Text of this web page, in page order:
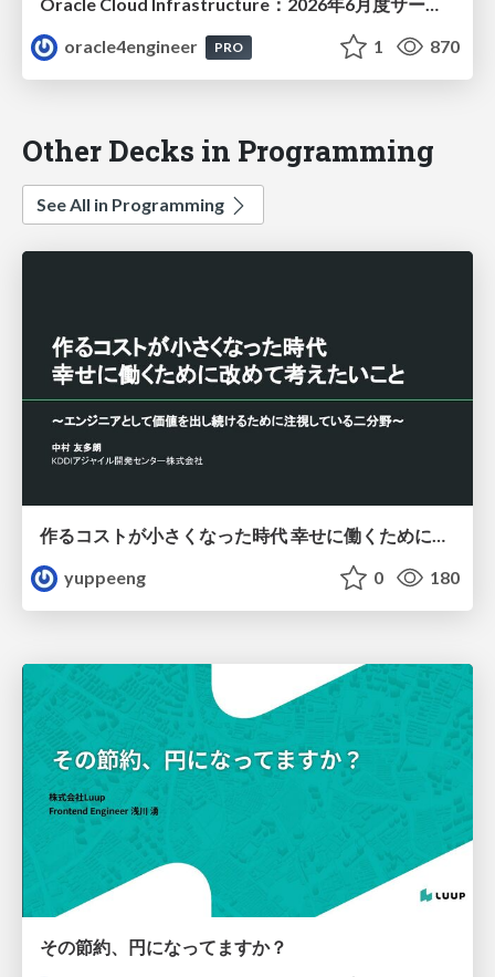
Oracle Cloud Infrastructure：2026年6月度サービス・アップデート
oracle4engineer
PRO 1 870
Other Decks in Programming
See All in Programming
yuppeeng
0 180
その節約、円になってますか？